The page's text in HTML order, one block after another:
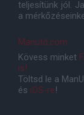
teljesítünk jól.
a
Manutd.com
Kövess minket
is!
Töltsd le a
és iOS-re!